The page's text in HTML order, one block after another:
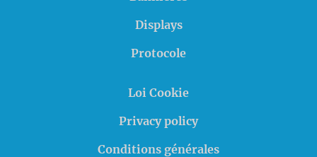
Displays
Protocole
Loi Cookie
Privacy policy
Conditions générales